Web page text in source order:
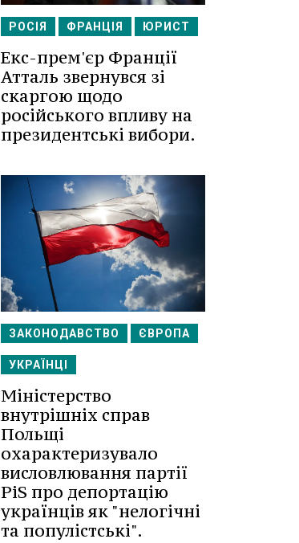
РОСІЯ ФРАНЦІЯ ЮРИСТ
Екс-прем'єр Франції
Атталь звернувся зі
скаргою щодо
російського впливу на
президентські вибори.
ЗАКОНОДАВСТВО ЄВРОПА
УКРАЇНЦІ
Міністерство
внутрішніх справ
Польщі
охарактеризувало
висловлювання партії
PiS про депортацію
українців як "нелогічні
та популістські".